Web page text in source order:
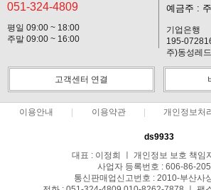
051-324-4809
평일 09:00 ~ 18:00
주말 09:00 ~ 16:00
예금주 :
기업은행
195-
주)동성레
고객센터 연결
이용안내 이용약관 개인정보처
ds9933
대표 : 이정희 ㅣ 개인정보 보호 책임
사업자 등록번호 : 606-86-
통신판매업신고번호 : 2010-부산사